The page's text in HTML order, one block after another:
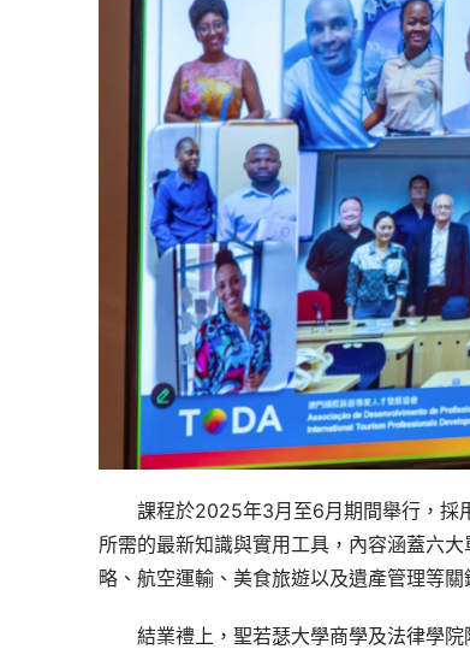
課程於2025年3月至6月期間舉行，採
所需的最新知識與實用工具，內容涵蓋六
略、航空運輸、美食旅遊以及遺產管理等關
結業禮上，聖若瑟大學商學及法律學